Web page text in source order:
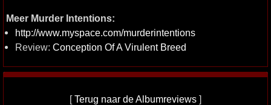
Meer Murder Intentions:
http://www.myspace.com/murderintentions
Review: Conception Of A Virulent Breed
[Terug naar de Albumreviews ]